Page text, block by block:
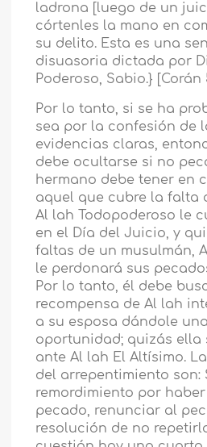
ladrona [luego de un
córtenles la mano en
su delito. Esta es una
disuasoria dictada por
Poderoso, Sabio.} [Corán
Por lo tanto, si se ha
sea por la confesión de
evidencias claras,
debe ocultarse si no
hermano debe tener en
aquel que cubre la falta
Al lah Todopoderoso le
en el Día del Juicio, y
faltas de un musulmán,
le perdonará sus
Por lo tanto, él debe
recompensa de Al lah
a su esposa dándole
oportunidad; quizás ella
ante Al lah El Altísimo.
del arrepentimiento son:
remordimiento por
pecado, renunciar al
resolución de no